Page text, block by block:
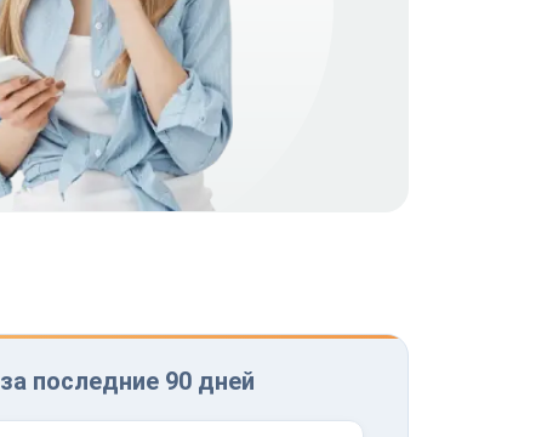
последние 90 дней